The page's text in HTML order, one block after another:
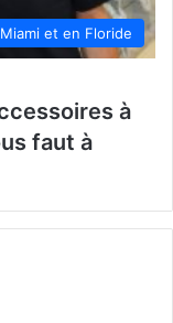
et en Floride
à
faut à